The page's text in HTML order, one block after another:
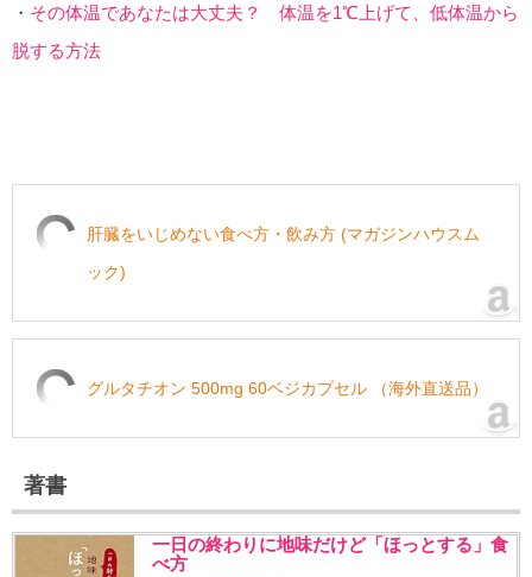
・ その体温であなたは大丈夫？ 体温を1℃上げて、低体温から
脱する方法
肝臓をいじめない食べ方・飲み方 (マガジンハウスム
ック)
グルタチオン 500mg 60ベジカプセル （海外直送品）
著書
一日の終わりに地味だけど「ほっとする」食
べ方